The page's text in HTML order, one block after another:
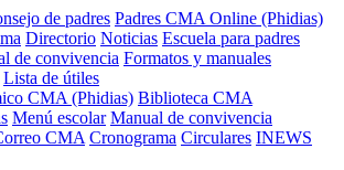
de padres Padres CMA Online (Phidias)
Directorio Noticias Escuela para padres
de convivencia Formatos y manuales
Lista de útiles
CMA (Phidias) Biblioteca CMA
Menú escolar Manual de convivencia
CMA Cronograma Circulares INEWS